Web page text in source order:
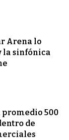
Arena lo
la sinfónica
500
de